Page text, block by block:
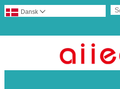
Dansk 